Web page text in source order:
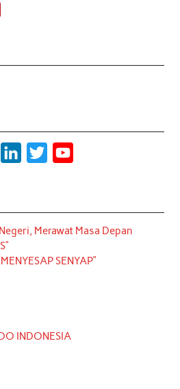
k
e
d
t
t
e
T
u
b
Merawat Masa Depan
SENYAP”
INDONESIA